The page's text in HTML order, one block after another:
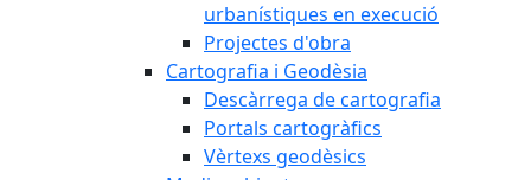
urbanístiques en execució
Projectes d'obra
Cartografia i Geodèsia
Descàrrega de cartografia
Portals cartogràfics
Vèrtexs geodèsics